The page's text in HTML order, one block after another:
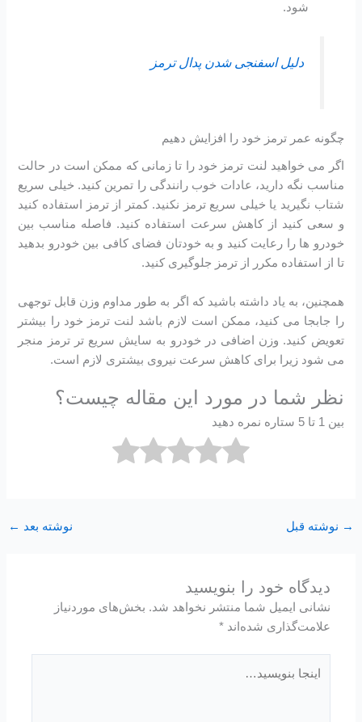
شود.
دلیل اسفنجی شدن پدال ترمز
چگونه عمر ترمز خود را افزایش دهیم
اگر می خواهید لنت ترمز خود را تا زمانی که ممکن است در حالت
مناسب نگه دارید، عادات خوب رانندگی را تمرین کنید. خیلی سریع
شتاب نگیرید یا خیلی سریع ترمز نکنید. کمتر از ترمز استفاده کنید
و سعی کنید از کاهش سرعت استفاده کنید. فاصله مناسب بین
خودرو ها را رعایت کنید و به خودتان فضای کافی بین خودرو بدهید
تا از استفاده مکرر از ترمز جلوگیری کنید.
همچنین، به یاد داشته باشید که اگر به طور مداوم وزن قابل توجهی
را جابجا می کنید، ممکن است لازم باشد لنت ترمز خود را بیشتر
تعویض کنید. وزن اضافی در خودرو به سایش سریع تر ترمز منجر
می شود زیرا برای کاهش سرعت نیروی بیشتری لازم است.
نظر شما در مورد این مقاله چیست؟
بین 1 تا 5 ستاره نمره دهید
نوشته قبل نوشته بعد←
دیدگاه‌ خود را بنویسید
نشانی ایمیل شما منتشر نخواهد شد. بخش‌های موردنیاز
علامت‌گذاری شده‌اند*
بنویسید…